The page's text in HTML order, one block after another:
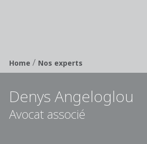
Breadcrumb
Home/ Nos experts
Denys Angeloglou
Avocat associé